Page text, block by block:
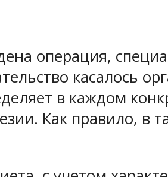
операция,
касалось
в каждом
Как правило, в